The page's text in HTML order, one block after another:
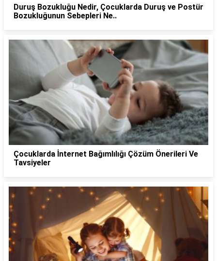
Duruş Bozukluğu Nedir, Çocuklarda Duruş ve Postür
Bozukluğunun Sebepleri Ne..
Çocuklarda İnternet Bağımlılığı Çözüm Önerileri Ve
Tavsiyeler